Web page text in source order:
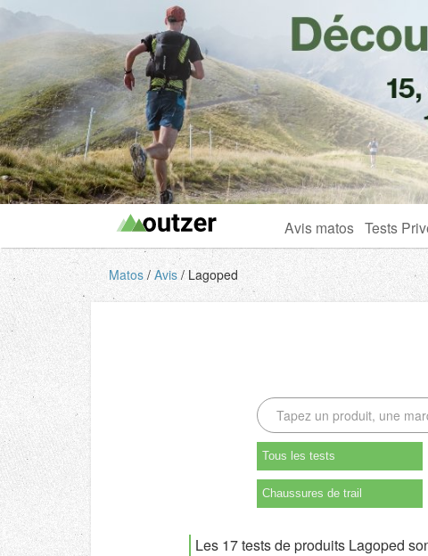
Avis matos Tests
Matos Avis Lagoped
Tous les tests
Chaussures de trail
Les 17 tests de produits Lagoped